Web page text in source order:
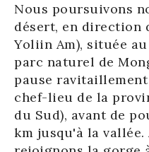
Nous poursuivons
désert, en direction
Yoliin Am), située
parc naturel de
pause
chef-lieu de la
du Sud), avant de
km jusqu'à la